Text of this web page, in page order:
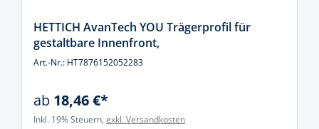
HETTICH AvanTech YOU Trägerprofil für
gestaltbare Innenfront,
Art.-Nr.: HT7876152052283
ab 18,46 €*
Inkl. 19% Steuern, exkl. Versandkosten